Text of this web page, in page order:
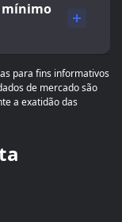
mínimo
para fins informativos
de mercado são
a exatidão das